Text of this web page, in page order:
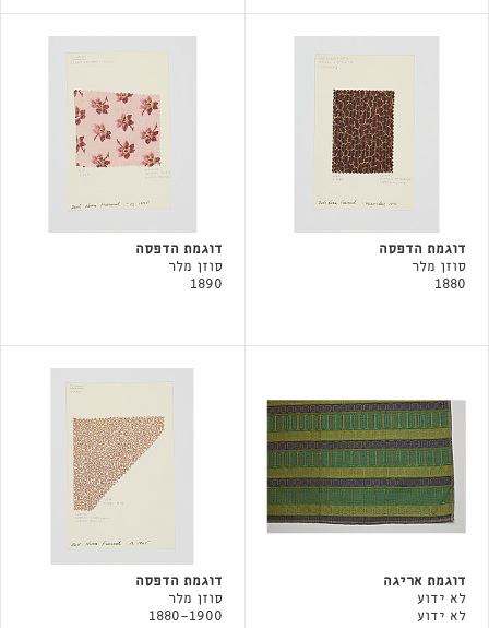
דוגמת הדפסה
סוזן מלר
1880
דוגמת הדפסה
סוזן מלר
1890
דוגמת אריגה
לא ידוע
לא ידוע
דוגמת הדפסה
סוזן מלר
1880-1900